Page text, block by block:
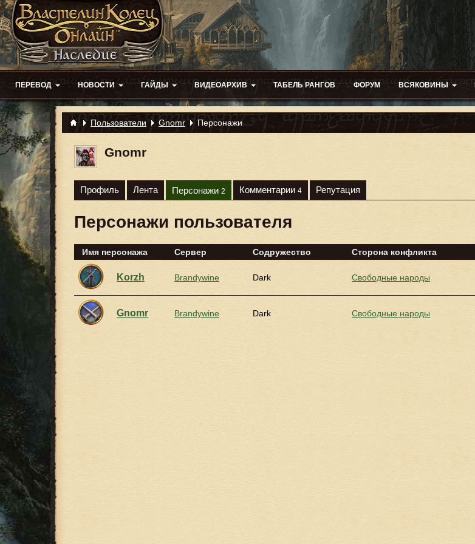
ПЕРЕВОД НОВОСТИ ГАЙДЫ ВИДЕОАРХИВ ТАБЕЛЬ РАНГОВ ФОРУМ ВСЯКОВИНЫ
Пользователи Gnomr Персонажи
Gnomr
Профиль Лента Персонажи 2 Комментарии 4 Репутация
Персонажи пользователя
Имя персонажа Сервер Содружество Сторона конфликта
Korzh Brandywine Dark Свободные народы
Gnomr Brandywine Dark Свободные народы